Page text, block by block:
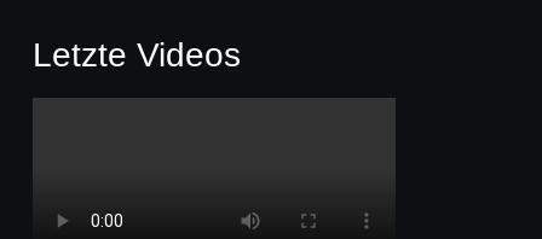
Letzte Videos